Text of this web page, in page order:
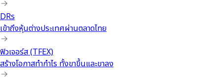
DRs
เข้าถึงหุ้นต่างประเทศผ่านตลาดไทย
ฟิวเจอร์ส (TFEX)
สร้างโอกาสทำกำไร ทั้งขาขึ้นและขาลง